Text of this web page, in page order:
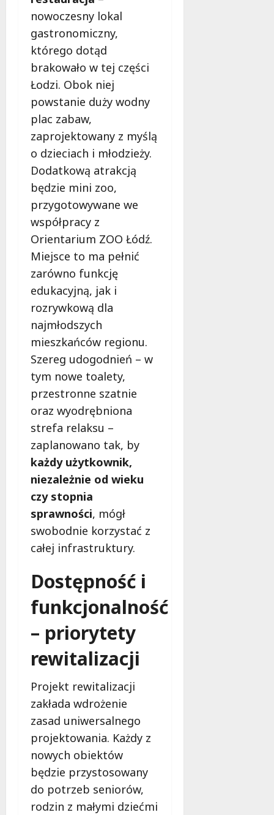
nowoczesny lokal
gastronomiczny,
którego dotąd
brakowało w tej części
Łodzi. Obok niej
powstanie duży wodny
plac zabaw,
zaprojektowany z myślą
o dzieciach i młodzieży.
Dodatkową atrakcją
będzie mini zoo,
przygotowywane we
współpracy z
Orientarium ZOO Łódź.
Miejsce to ma pełnić
zarówno funkcję
edukacyjną, jak i
rozrywkową dla
najmłodszych
mieszkańców regionu.
Szereg udogodnień – w
tym nowe toalety,
przestronne szatnie
oraz wyodrębniona
strefa relaksu –
zaplanowano tak, by
każdy użytkownik,
niezależnie od wieku
czy stopnia
sprawności, mógł
swobodnie korzystać z
całej infrastruktury.
Dostępność i
funkcjonalność
– priorytety
rewitalizacji
Projekt rewitalizacji
zakłada wdrożenie
zasad uniwersalnego
projektowania. Każdy z
nowych obiektów
będzie przystosowany
do potrzeb seniorów,
rodzin z małymi dziećmi